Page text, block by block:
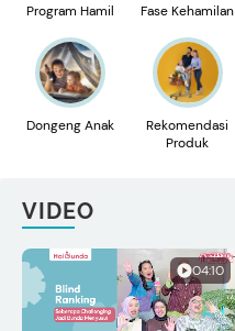
Program Hamil Fase Kehamilan
Dongeng Anak
Rekomendasi
Produk
VIDEO
04:10